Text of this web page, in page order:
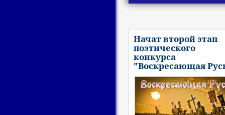
Начат второй этап
поэтического
конкурса
"Воскресающая